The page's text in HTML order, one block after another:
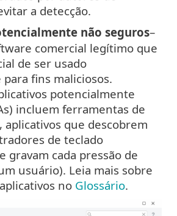
a detecção.
não seguros–
comercial legítimo que
de ser usado
fins maliciosos.
potencialmente
incluem ferramentas de
aplicativos que descobrem
de teclado
gravam cada pressão de
usuário). Leia mais sobre
no Glossário.